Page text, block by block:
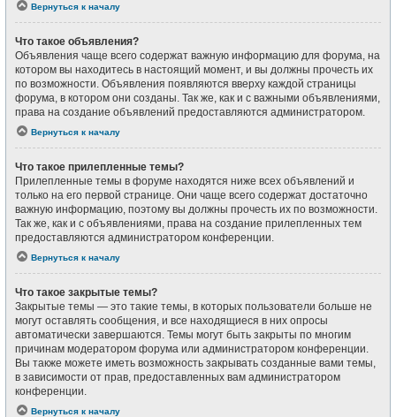
Вернуться к началу
Что такое объявления?
Объявления чаще всего содержат важную информацию для форума, на
котором вы находитесь в настоящий момент, и вы должны прочесть их
по возможности. Объявления появляются вверху каждой страницы
форума, в котором они созданы. Так же, как и с важными объявлениями,
права на создание объявлений предоставляются администратором.
Вернуться к началу
Что такое прилепленные темы?
Прилепленные темы в форуме находятся ниже всех объявлений и
только на его первой странице. Они чаще всего содержат достаточно
важную информацию, поэтому вы должны прочесть их по возможности.
Так же, как и с объявлениями, права на создание прилепленных тем
предоставляются администратором конференции.
Вернуться к началу
Что такое закрытые темы?
Закрытые темы — это такие темы, в которых пользователи больше не
могут оставлять сообщения, и все находящиеся в них опросы
автоматически завершаются. Темы могут быть закрыты по многим
причинам модератором форума или администратором конференции.
Вы также можете иметь возможность закрывать созданные вами темы,
в зависимости от прав, предоставленных вам администратором
конференции.
Вернуться к началу